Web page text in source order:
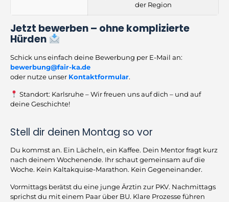
der Region
Jetzt bewerben – ohne komplizierte
Hürden
Schick uns einfach deine Bewerbung per E-Mail an:
bewerbung@fair-ka.de
oder nutze unser Kontaktformular.
Standort: Karlsruhe – Wir freuen uns auf dich – und auf
deine Geschichte!
Stell dir deinen Montag so vor
Du kommst an. Ein Lächeln, ein Kaffee. Dein Mentor fragt kurz
nach deinem Wochenende. Ihr schaut gemeinsam auf die
Woche. Kein Kaltakquise-Marathon. Kein Gegeneinander.
Vormittags berätst du eine junge Ärztin zur PKV. Nachmittags
sprichst du mit einem Paar über BU. Klare Prozesse führen